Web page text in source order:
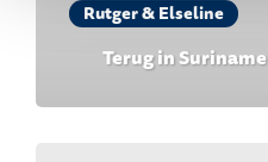
Rutger & Elseline
Terug in Suriname